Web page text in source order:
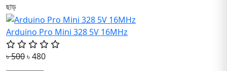
ছাড়
Arduino Pro Mini 328 5V 16MHz
৳ 500৳ 480